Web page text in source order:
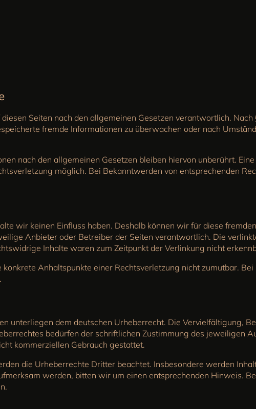
Seiten nach den allgemeinen Gesetzen verantwortlich. Nach
fremde Informationen zu überwachen oder nach
nach den allgemeinen Gesetzen bleiben hiervon unberührt.
möglich. Bei Bekanntwerden von entsprechenden
wir keinen Einfluss haben. Deshalb können wir für diese
Anbieter oder Betreiber der Seiten verantwortlich. Die
Inhalte waren zum Zeitpunkt der Verlinkung nicht
Anhaltspunkte einer Rechtsverletzung nicht zumutbar.
unterliegen dem deutschen Urheberrecht. Die Vervielfältigung,
bedürfen der schriftlichen Zustimmung des jeweiligen
kommerziellen Gebrauch gestattet.
die Urheberrechte Dritter beachtet. Insbesondere werden
werden, bitten wir um einen entsprechenden Hinweis.